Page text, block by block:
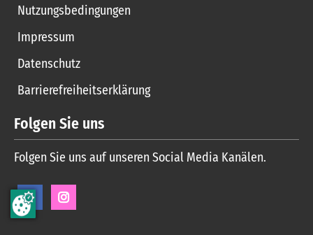
Nutzungsbedingungen
Impressum
Datenschutz
Barrierefreiheitserklärung
Folgen Sie uns
Folgen Sie uns auf unseren Social Media Kanälen.